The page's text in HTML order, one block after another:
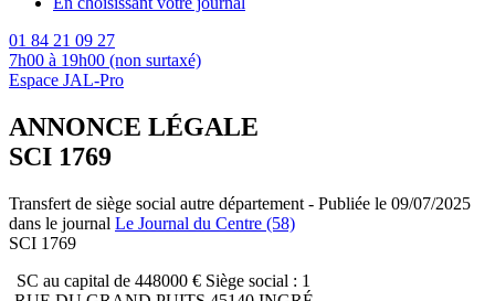
01 84 21 09 27
7h00 à 19h00 (non surtaxé)
Espace JAL-Pro
ANNONCE LÉGALE
SCI 1769
Transfert de siège social autre département - Publiée le 09/07/2025
dans le journal Le Journal du Centre (58)
SCI 1769
SC au capital de 448000 € Siège social : 1